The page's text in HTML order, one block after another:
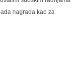
nagrada kao za